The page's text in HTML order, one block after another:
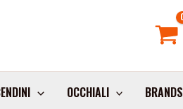
OCCHIALI BRANDS